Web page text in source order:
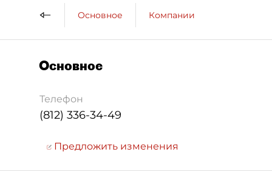
Основное Компании
Основное
Телефон
(812) 336-34-49
Предложить изменения